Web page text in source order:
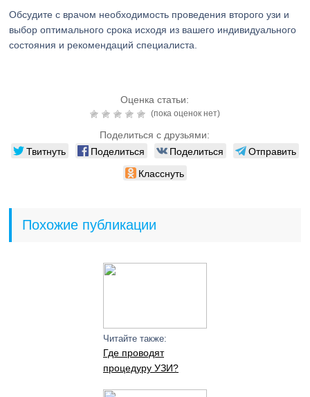
Обсудите с врачом необходимость проведения второго узи и
выбор оптимального срока исходя из вашего индивидуального
состояния и рекомендаций специалиста.
Оценка статьи:
(пока оценок нет)
Поделиться с друзьями:
Твитнуть Поделиться Поделиться
Отправить
Класснуть
Похожие публикации
Читайте также:
Где проводят
процедуру УЗИ?